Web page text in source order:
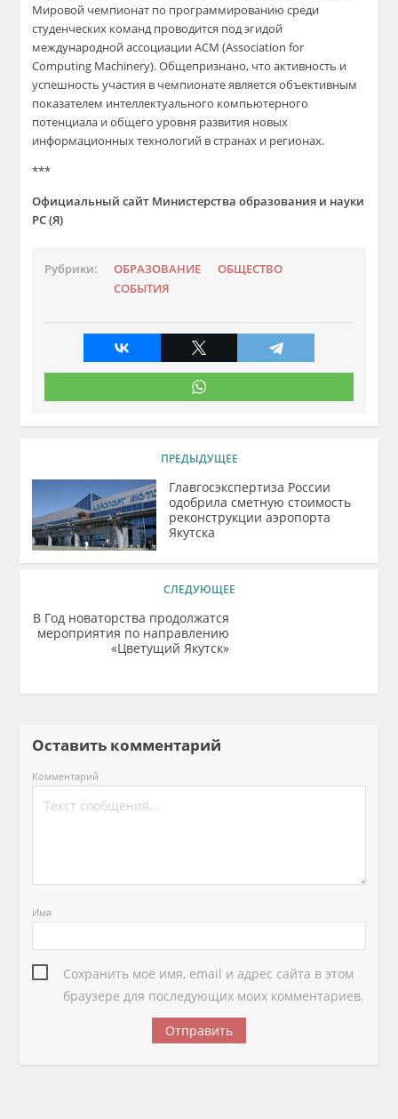
Мировой чемпионат по программированию среди
студенческих команд проводится под эгидой
международной ассоциации АСМ (Association for
Computing Machinery). Общепризнано, что активность и
успешность участия в чемпионате является объективным
показателем интеллектуального компьютерного
потенциала и общего уровня развития новых
информационных технологий в странах и регионах.
***
Официальный сайт Министерства образования и науки
РС (Я)
Рубрики: ОБРАЗОВАНИЕ
ОБЩЕСТВО
СОБЫТИЯ
ПРЕДЫДУЩЕЕ
Главгосэкспертиза России
одобрила сметную стоимость
реконструкции аэропорта
Якутска
СЛЕДУЮЩЕЕ
В Год новаторства продолжатся
мероприятия по направлению
«Цветущий Якутск»
Оставить комментарий
Комментарий
Имя
Сохранить моё имя, email и адрес сайта в этом
браузере для последующих моих комментариев.